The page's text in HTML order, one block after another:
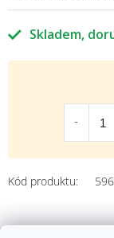
Kód produktu:
Skladem